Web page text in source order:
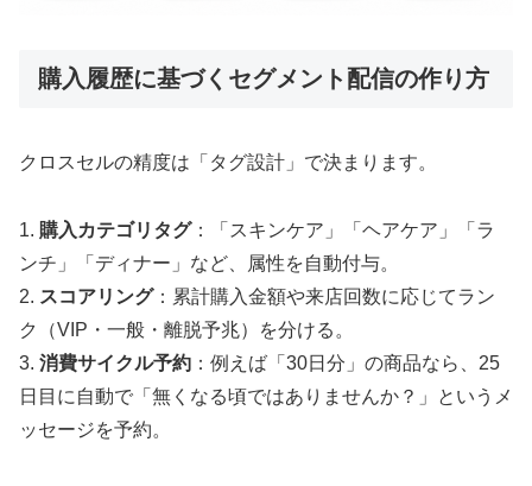
購入履歴に基づくセグメント配信の作り方
クロスセルの精度は「タグ設計」で決まります。
1. 購入カテゴリタグ：「スキンケア」「ヘアケア」「ラ
ンチ」「ディナー」など、属性を自動付与。
2. スコアリング：累計購入金額や来店回数に応じてラン
ク（VIP・一般・離脱予兆）を分ける。
3. 消費サイクル予約 ：例えば「30日分」の商品なら、25
日目に自動で「無くなる頃ではありませんか？」というメ
ッセージを予約。